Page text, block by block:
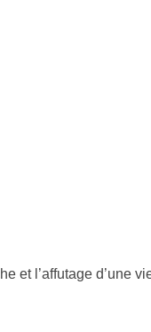
et l’affutage d’une